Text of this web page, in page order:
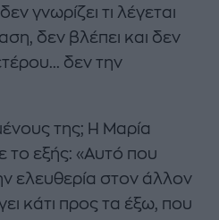
γνωρίζει τι λέγεται
δεν βλέπει και δεν
δεν την
της; Η Μαρία
εξής: «Αυτό που
ελευθερία στον άλλον
κάτι προς τα έξω, που